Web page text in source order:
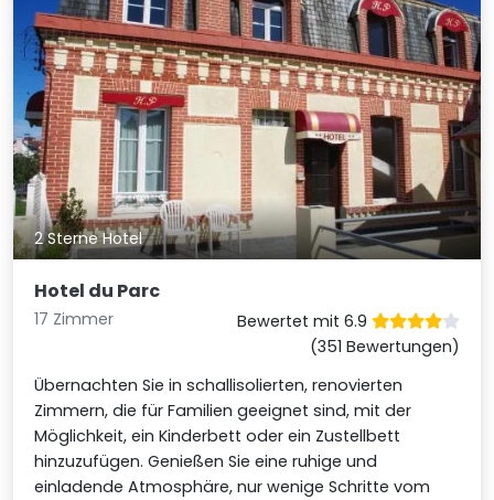
2 Sterne Hotel
Hotel du Parc
17 Zimmer
Bewertet mit 6.9
(351 Bewertungen)
Übernachten Sie in schallisolierten, renovierten
Zimmern, die für Familien geeignet sind, mit der
Möglichkeit, ein Kinderbett oder ein Zustellbett
hinzuzufügen. Genießen Sie eine ruhige und
einladende Atmosphäre, nur wenige Schritte vom